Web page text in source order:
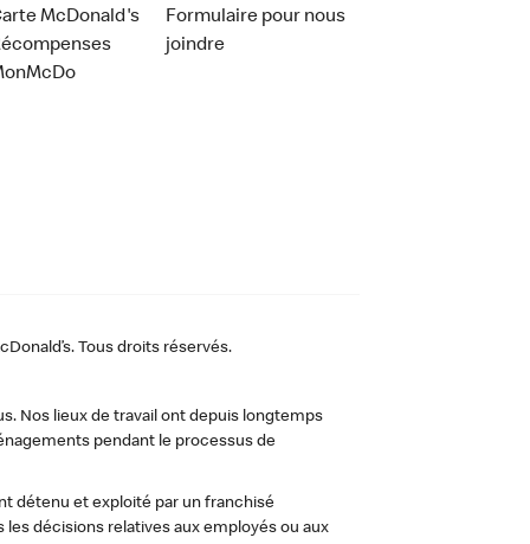
McDonald's
Formulaire pour nous
joindre
Tous droits réservés.
Nos lieux de travail ont depuis longtemps
pendant le processus de
détenu et exploité par un franchisé
décisions relatives aux employés ou aux